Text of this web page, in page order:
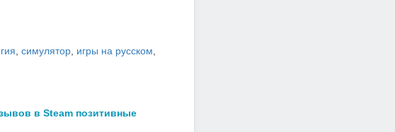
симулятор, игры на русском
в Steam позитивные